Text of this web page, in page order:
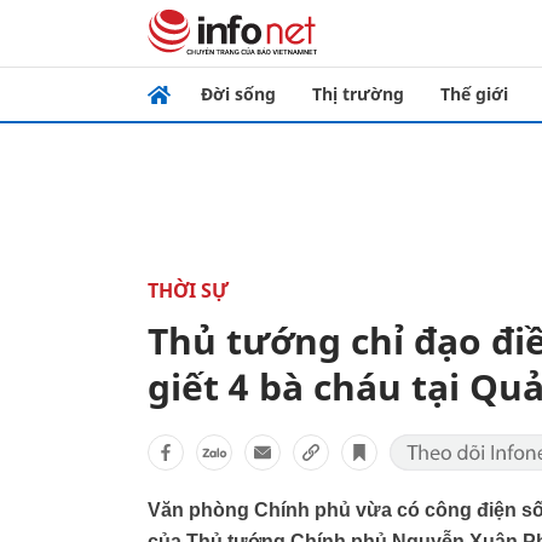
Đời sống Thị trường Thế giới
THỜI SỰ
Thủ tướng chỉ đạo
giết 4 bà cháu tại
Văn phòng Chính phủ vừa có công điện